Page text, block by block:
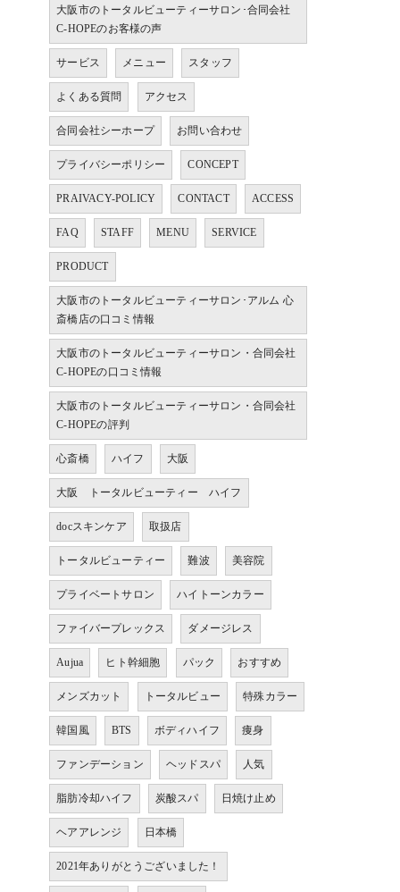
大阪市のトータルビューティーサロン･合同会社
C-HOPEのお客様の声
サービス メニュー スタッフ
よくある質問 アクセス
合同会社シーホープ お問い合わせ
プライバシーポリシー CONCEPT
PRAIVACY-POLICY CONTACT ACCESS
FAQ STAFF MENU SERVICE
PRODUCT
大阪市のトータルビューティーサロン･アルム 心
斎橋店の口コミ情報
大阪市のトータルビューティーサロン・合同会社
C-HOPEの口コミ情報
大阪市のトータルビューティーサロン・合同会社
C-HOPEの評判
心斎橋 ハイフ 大阪
大阪 トータルビューティー ハイフ
docスキンケア 取扱店
トータルビューティー 難波 美容院
プライベートサロン ハイトーンカラー
ファイバープレックス ダメージレス
Aujua ヒト幹細胞 パック おすすめ
メンズカット トータルビュー 特殊カラー
韓国風 BTS ボディハイフ 痩身
ファンデーション ヘッドスパ 人気
脂肪冷却ハイフ 炭酸スパ 日焼け止め
ヘアアレンジ 日本橋
2021年ありがとうございました！